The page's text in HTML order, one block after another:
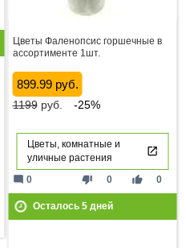
Цветы Фаленопсис горшечные в
ассортименте 1шт.
899.99 руб.
1199руб. -25%
Цветы, комнатные и
уличные растения
thumb_down 0 thumb_up 0
mode_comment 0
Осталось 5дней